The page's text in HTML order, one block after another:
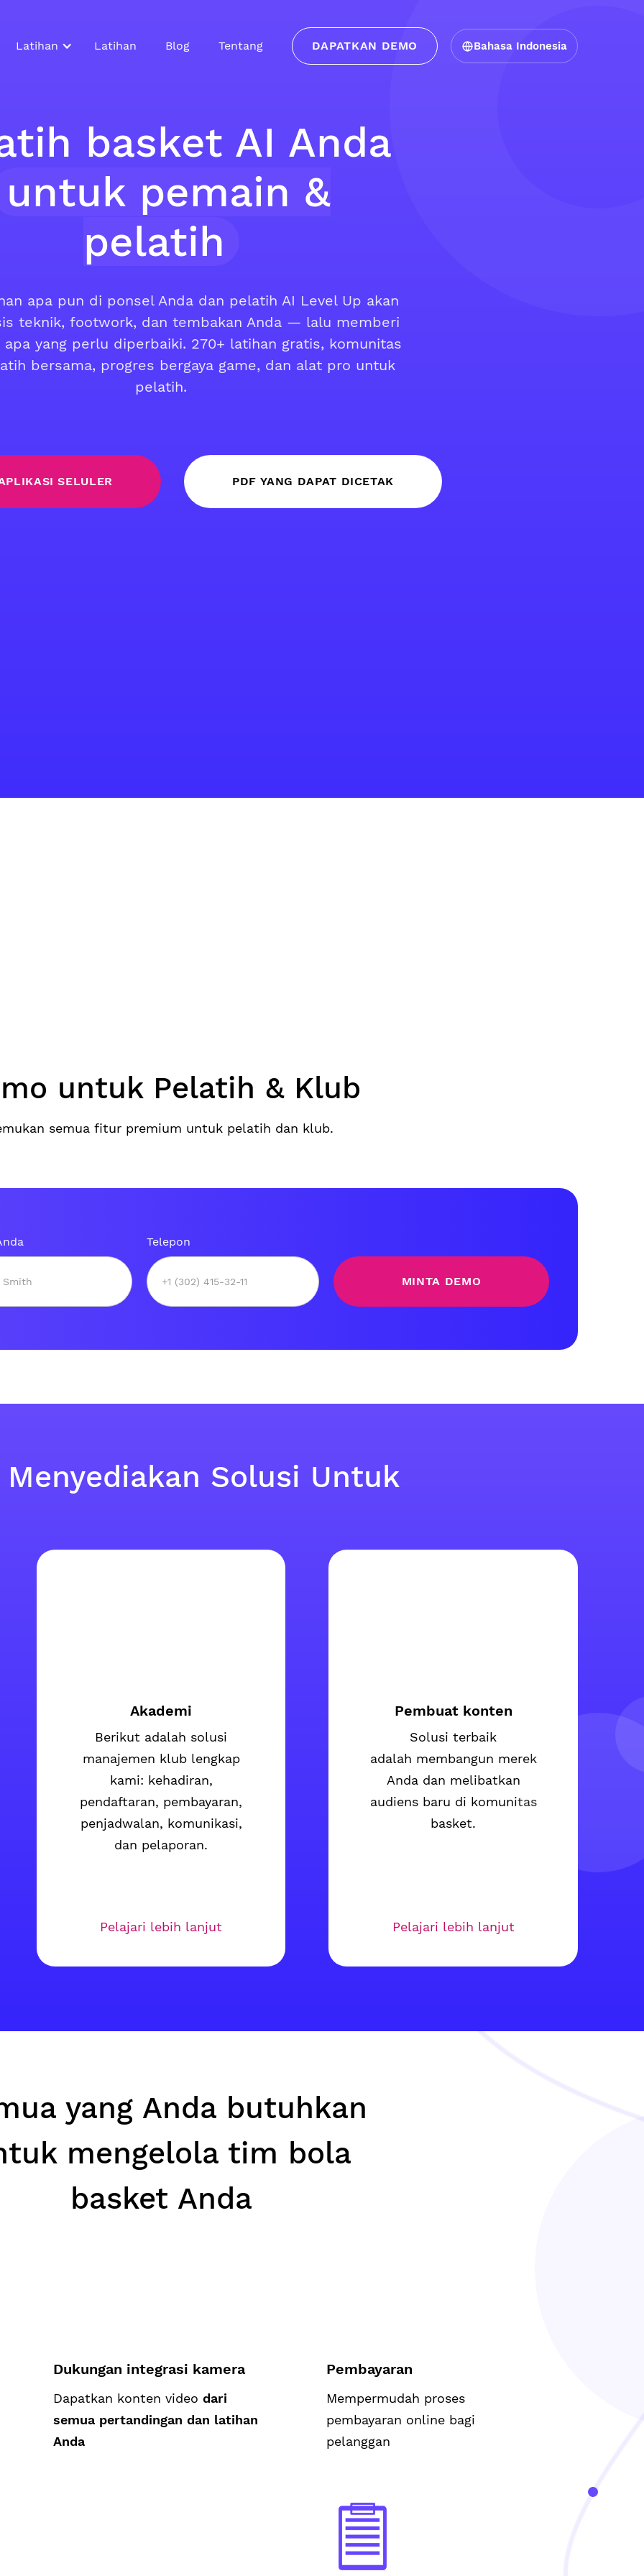
Latihan Latihan Blog Tentang DAPATKAN DEMO Bahasa Indonesia
basket AI Anda
untuk pemain &
pelatih
apa pun di ponsel Anda dan pelatih AI Level Up akan
teknik, footwork, dan tembakan Anda — lalu memberi
yang perlu diperbaiki. 270+ latihan gratis, komunitas
bersama, progres bergaya game, dan alat pro untuk
pelatih.
SELULER PDF YANG DAPAT DICETAK
untuk Pelatih & Klub
semua fitur premium untuk pelatih dan klub.
Telepon
Solusi Untuk
Akademi
Berikut adalah solusi
manajemen klub lengkap
kami: kehadiran,
pendaftaran, pembayaran,
penjadwalan, komunikasi,
dan pelaporan.
Pelajari lebih lanjut
Pembuat konten
Solusi terbaik
adalah membangun merek
Anda dan melibatkan
audiens baru di komunitas
basket.
Pelajari lebih lanjut
yang Anda butuhkan
mengelola tim bola
basket Anda
Dukungan integrasi kamera
Dapatkan konten video dari
semua pertandingan dan latihan
Anda
Pembayaran
Mempermudah proses
pembayaran online bagi
pelanggan